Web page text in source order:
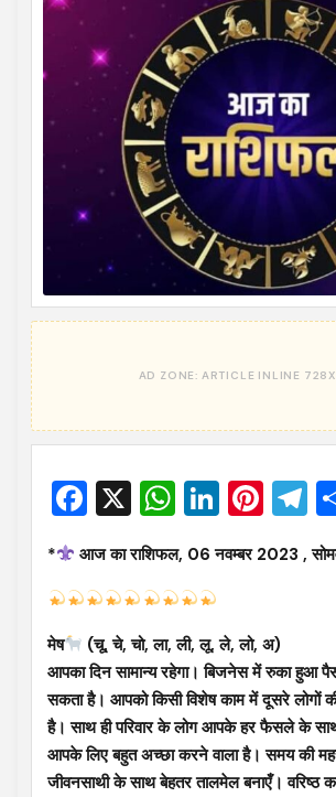
Facebook
X
* आज का राशिफल, 06 नवम्बर 2023 ,
मेष
(चू, चे, चो, ला, ली, लू, ले, लो, अ)
आपका दिन सामान्य रहेगा। बिजनेस में रुका हुआ
सकता है। आपको किसी विशेष काम में दूसरे लोगों
है। साथ ही परिवार के लोग आपके हर फैसले के
आपके लिए बहुत अच्छा करने वाला है। समय की
जीवनसाथी के साथ बेहतर तालमेल बनाएँ। वरिष्ठ